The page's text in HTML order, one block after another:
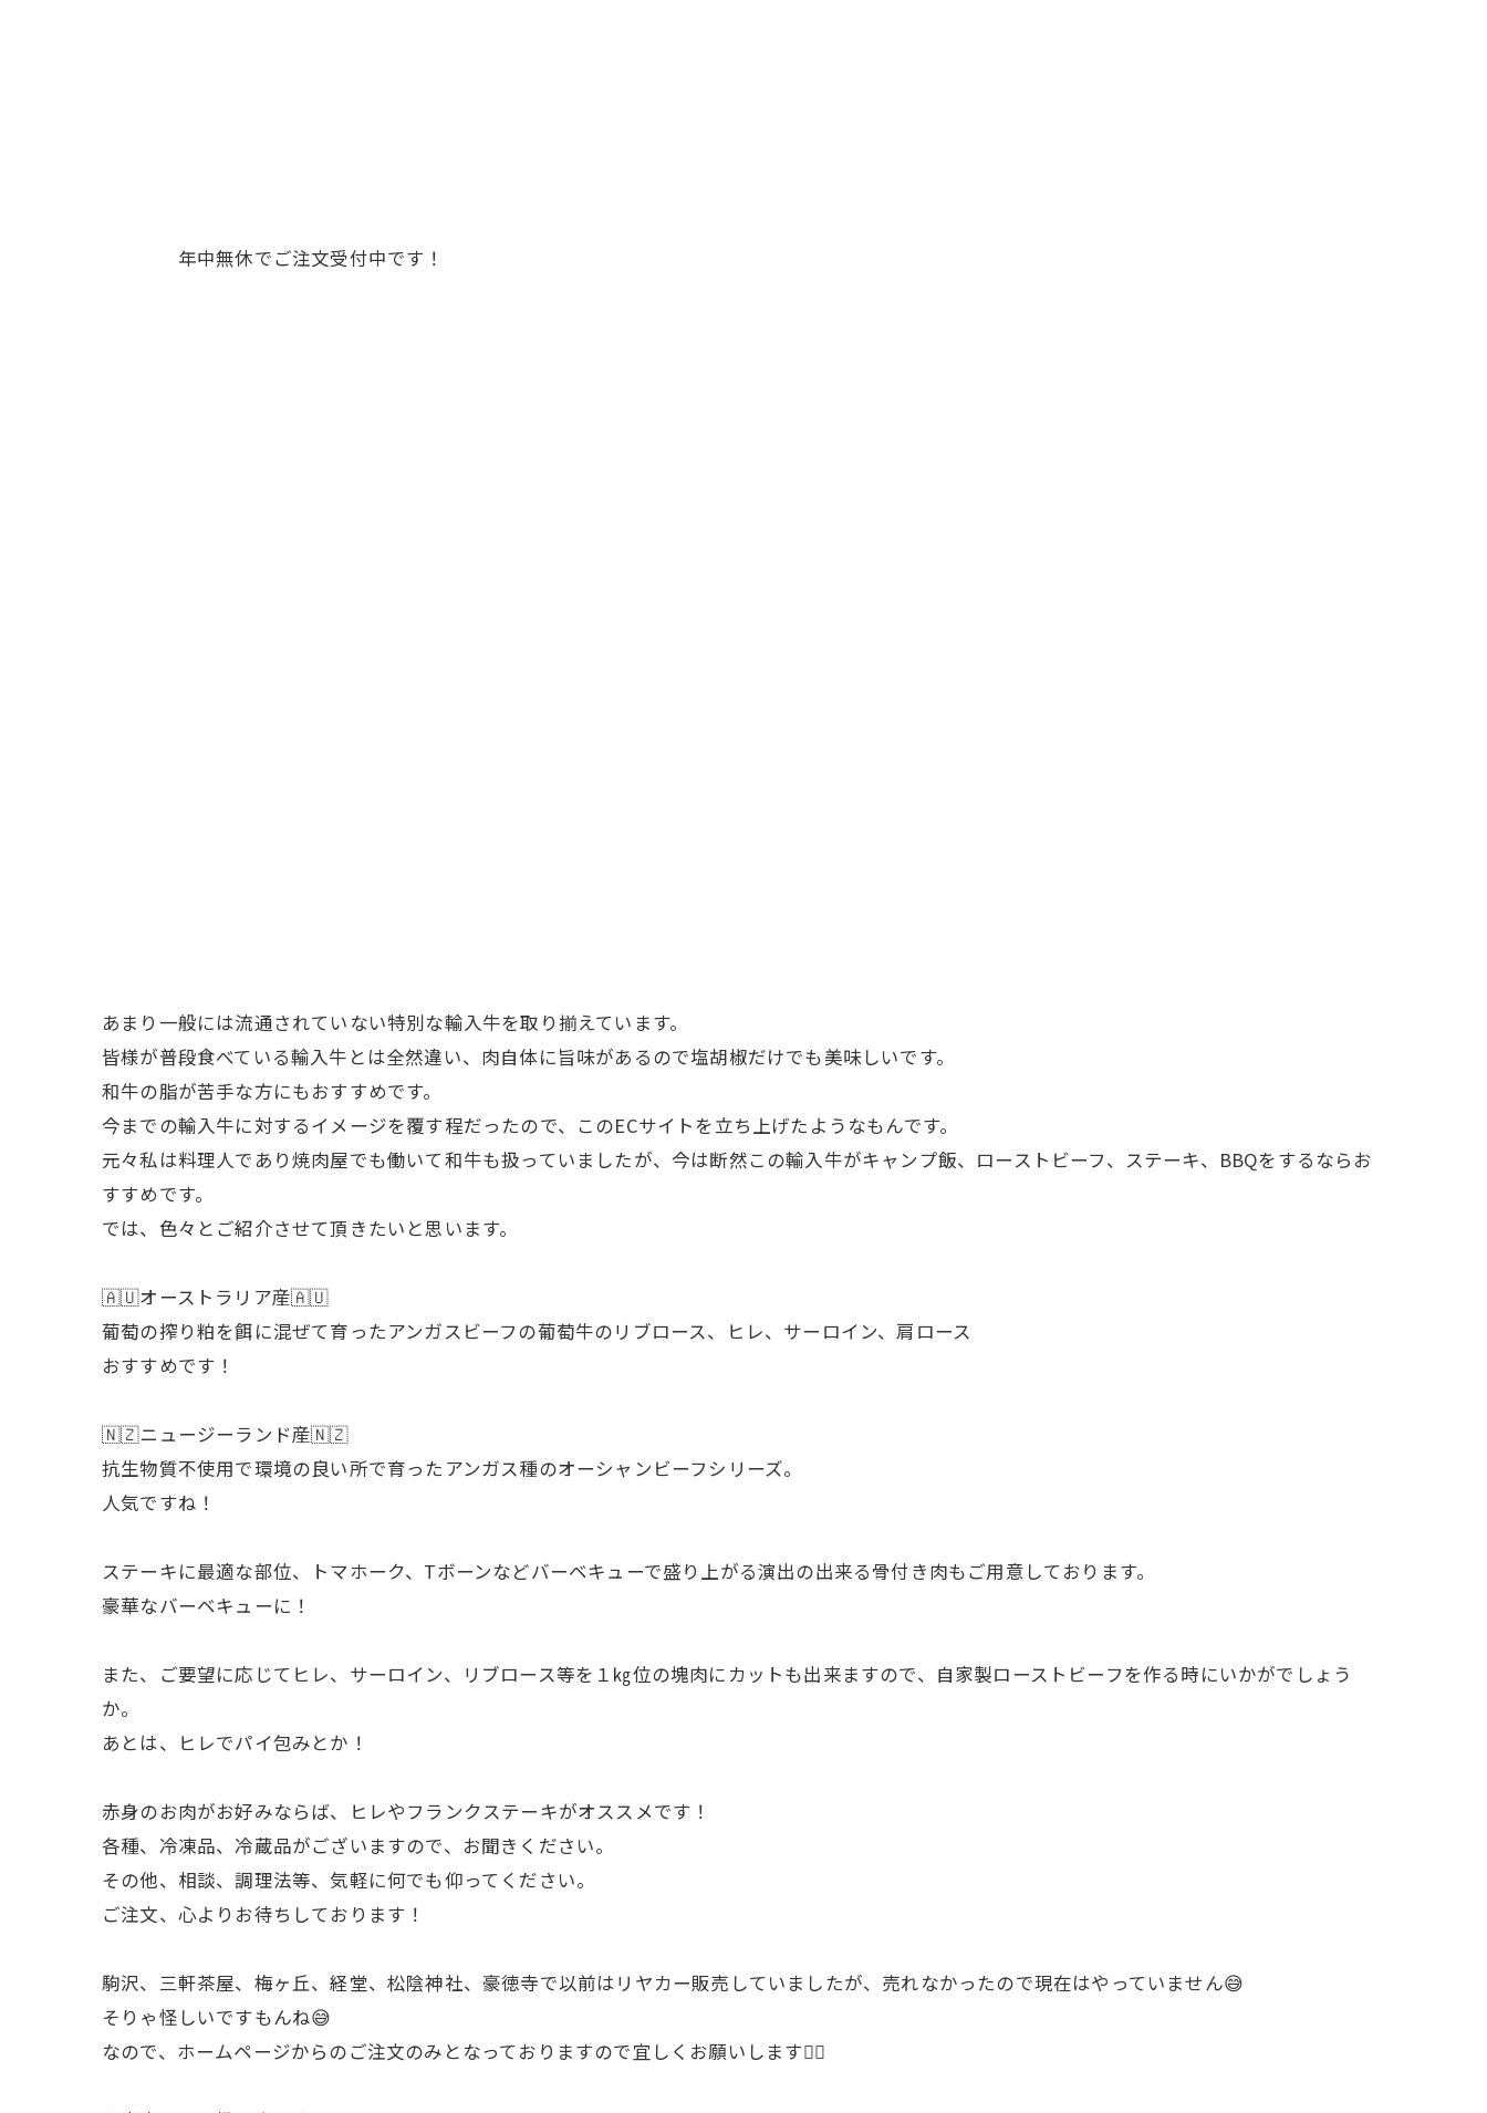
年中無休でご注文受付中です！
あまり一般には流通されていない特別な輸入牛を取り揃えています。
皆様が普段食べている輸入牛とは全然違い、肉自体に旨味があるので塩胡椒だけでも美味しいです。
和牛の脂が苦手な方にもおすすめです。
今までの輸入牛に対するイメージを覆す程だったので、このECサイトを立ち上げたようなもんです。
元々私は料理人であり焼肉屋でも働いて和牛も扱っていましたが、今は断然この輸入牛がキャンプ飯、ローストビーフ、ステーキ、BBQをするならお
すすめです。
では、色々とご紹介させて頂きたいと思います。
🇦🇺オーストラリア産🇦🇺
葡萄の搾り粕を餌に混ぜて育ったアンガスビーフの葡萄牛のリブロース、ヒレ、サーロイン、肩ロース
おすすめです！
🇳🇿ニュージーランド産🇳🇿
抗生物質不使用で環境の良い所で育ったアンガス種のオーシャンビーフシリーズ。
人気ですね！
ステーキに最適な部位、トマホーク、Tボーンなどバーベキューで盛り上がる演出の出来る骨付き肉もご用意しております。
豪華なバーベキューに！
また、ご要望に応じてヒレ、サーロイン、リブロース等を１㎏位の塊肉にカットも出来ますので、自家製ローストビーフを作る時にいかがでしょう
か。
あとは、ヒレでパイ包みとか！
赤身のお肉がお好みならば、ヒレやフランクステーキがオススメです！
各種、冷凍品、冷蔵品がございますので、お聞きください。
その他、相談、調理法等、気軽に何でも仰ってください。
ご注文、心よりお待ちしております！
駒沢、三軒茶屋、梅ヶ丘、経堂、松陰神社、豪徳寺で以前はリヤカー販売していましたが、売れなかったので現在はやっていません😅
そりゃ怪しいですもんね😅
なので、ホームページからのご注文のみとなっておりますので宜しくお願いします🙇‍♂